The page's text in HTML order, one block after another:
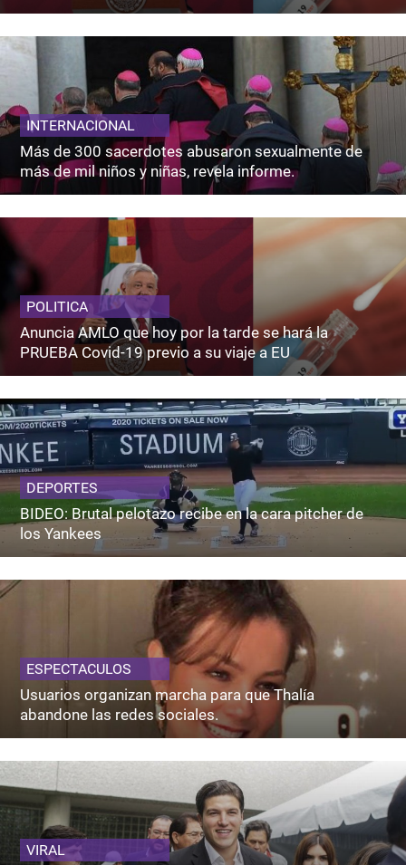
INTERNACIONAL
Más de 300 sacerdotes abusaron sexualmente de
más de mil niños y niñas, revela informe.
POLITICA
Anuncia AMLO que hoy por la tarde se hará la
PRUEBA Covid-19 previo a su viaje a EU
DEPORTES
BIDEO: Brutal pelotazo recibe en la cara pitcher de
los Yankees
ESPECTACULOS
Usuarios organizan marcha para que Thalía
abandone las redes sociales.
VIRAL